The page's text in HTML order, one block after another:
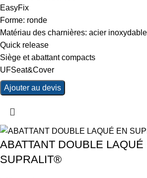
EasyFix
Forme: ronde
Matériau des charnières: acier inoxydable
Quick release
Siège et abattant compacts
UFSeat&Cover
Ajouter au devis
ABATTANT DOUBLE LAQUÉ
SUPRALIT®